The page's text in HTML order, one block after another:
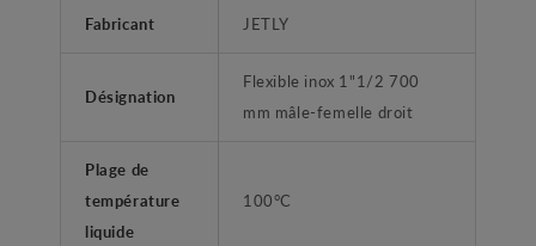
Fabricant JETLY
Désignation
Flexible inox 1"1/2 700
mm mâle-femelle droit
Plage de
température
liquide
100°C